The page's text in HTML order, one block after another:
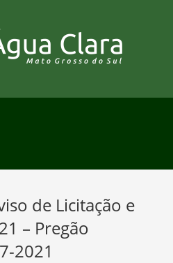
de Licitação e
– Pregão
2021